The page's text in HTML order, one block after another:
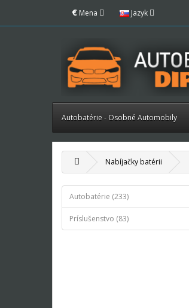
€ Mena Jazyk
Autobatérie - Osobné Automobily
Nabíjačky batérii
Autobatérie (233)
Príslušenstvo (83)